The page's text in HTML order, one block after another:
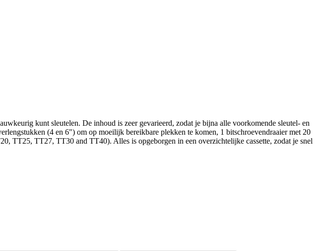
kunt sleutelen. De inhoud is zeer gevarieerd, zodat je bijna alle voorkomende sleutel- en
(4 en 6") om op moeilijk bereikbare plekken te komen, 1 bitschroevendraaier met 20
TT27, TT30 and TT40). Alles is opgeborgen in een overzichtelijke cassette, zodat je snel